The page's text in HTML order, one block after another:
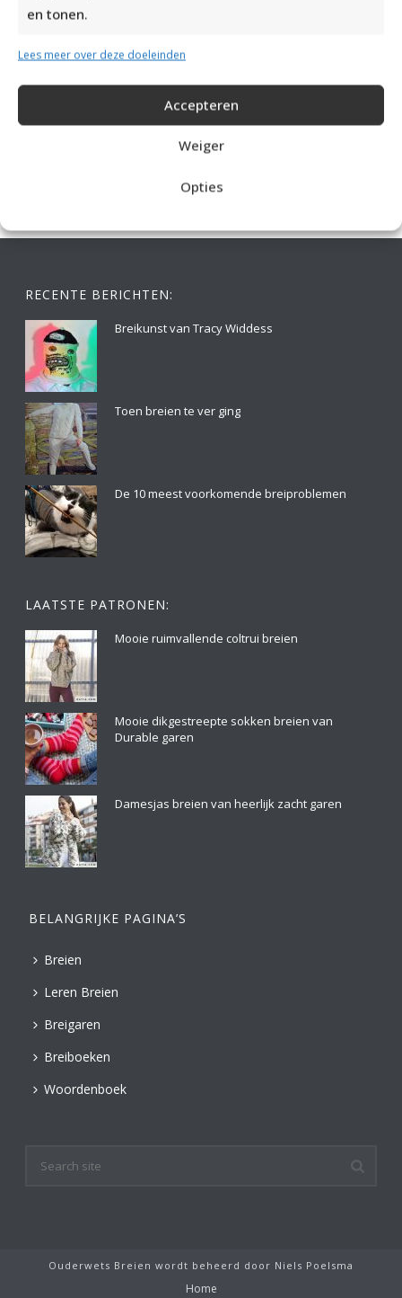
en tonen.
Lees meer over deze doeleinden
Accepteren
Weiger
Opties
RECENTE BERICHTEN:
Breikunst van Tracy Widdess
Toen breien te ver ging
De 10 meest voorkomende breiproblemen
LAATSTE PATRONEN:
Mooie ruimvallende coltrui breien
Mooie dikgestreepte sokken breien van
Durable garen
Damesjas breien van heerlijk zacht garen
BELANGRIJKE PAGINA’S
Breien
Leren Breien
Breigaren
Breiboeken
Woordenboek
Ouderwets Breien wordt beheerd door Niels Poelsma
Home